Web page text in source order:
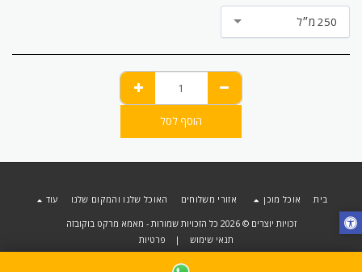
250 מ״ל
הוסף לסל
בית אוכל מוכן אזורי משלוחים האוכל שלנו והמקום שלנו עוד
זכויות יוצרים © 2026 כל הזכויות שמורות -
מאמא מרקט בוקובזה
תנאי שימוש | פרטיות